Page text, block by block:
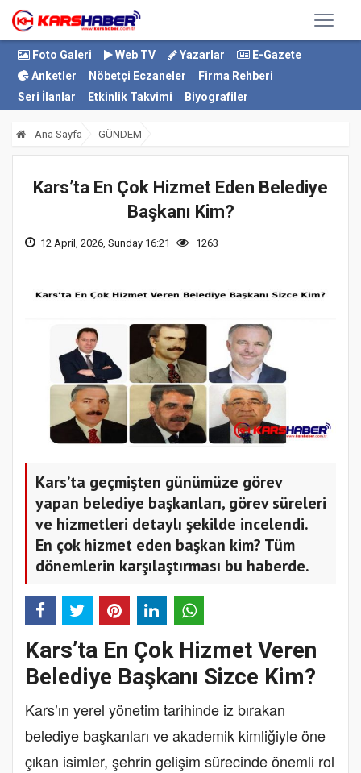
Foto Galeri Web TV Yazarlar
E-Gazete
Anketler
Nöbetçi Eczaneler
Firma Rehberi
Seri İlanlar
Etkinlik Takvimi Biyografiler
Ana Sayfa GÜNDEM
Kars’ta En Çok Hizmet Eden Belediye
Başkanı Kim?
12 April, 2026, Sunday 16:21 1263
Kars’ta geçmişten günümüze görev
yapan belediye başkanları, görev süreleri
ve hizmetleri detaylı şekilde incelendi.
En çok hizmet eden başkan kim? Tüm
dönemlerin karşılaştırması bu haberde.
Kars’ta En Çok Hizmet Veren
Belediye Başkanı Sizce Kim?
Kars’ın yerel yönetim tarihinde iz bırakan
belediye başkanları ve akademik kimliğiyle öne
çıkan isimler, şehrin gelişim sürecinde önemli rol